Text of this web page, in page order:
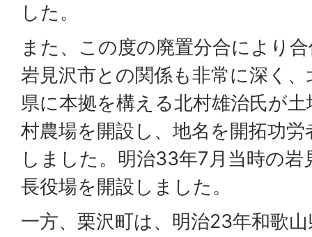
した。
また、この度の廃置分合により
岩見沢市との関係も非常に深く
県に本拠を構える北村雄治氏が
村農場を開設し、地名を開拓功
しました。明治33年7月当時の
長役場を開設しました。
一方、栗沢町は、明治23年和歌